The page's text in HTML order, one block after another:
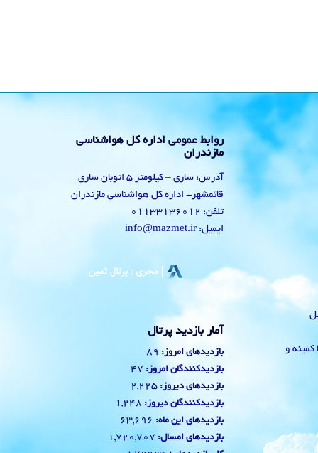
با کمینه و
روابط عمومی اداره کل هواشناسی
مازندران
آدرس: ساری – کیلومتر 5 اتوبان ساری
قائمشهر- اداره کل هواشناسی مازندران
تلفن: 01133136012
ایمیل: info@mazmet.ir
آمار بازدید پرتال
بازدیدهای امروز: 89
بازدیدکنندگان امروز: 47
بازدیدهای دیروز: 2,225
بازدیدکنندگان دیروز: 1,248
بازدیدهای این ماه: 63,696
بازدیدهای امسال: 1,720,707